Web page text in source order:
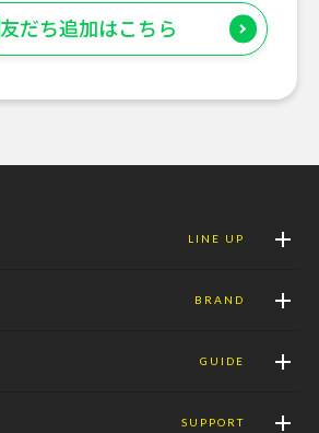
友だち追加はこちら
LINE UP
BRAND
GUIDE
SUPPORT